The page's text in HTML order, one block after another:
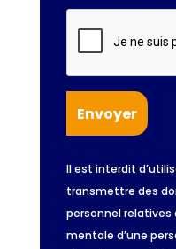
Il est interdit
transmettre des
personnel relatives
mentale d’une